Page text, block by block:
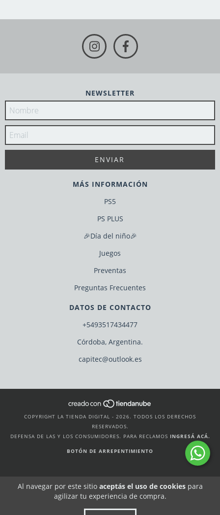
Al navegar por este sitio aceptás el uso de cookiespara
agilizar tu experiencia de compra.
NEWSLETTER
MÁS INFORMACIÓN
PS5
PS PLUS
🎉Día del niño🎉
Juegos
Preventas
Preguntas Frecuentes
DATOS DE CONTACTO
+5493517434477
Córdoba, Argentina.
capitec@outlook.es
COPYRIGHT LA TIENDA DIGITAL - 2026. TODOS LOS DERECHOS
RESERVADOS.
DEFENSA DE LAS Y LOS CONSUMIDORES. PARA RECLAMOS INGRESÁ ACÁ.
BOTÓN DE ARREPENTIMIENTO